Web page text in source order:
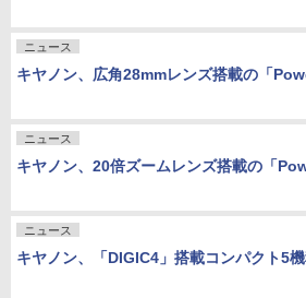
ニュース
キヤノン、広角28mmレンズ搭載の「
ニュース
キヤノン、20倍ズームレンズ搭載の「
ニュース
キヤノン、「DIGIC4」搭載コンパクト5